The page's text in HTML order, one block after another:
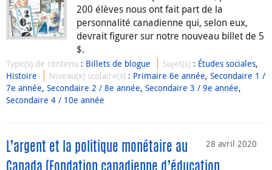
200 élèves nous ont fait part de la
personnalité canadienne qui, selon eux,
devrait figurer sur notre nouveau billet de 5
$.
Type(s) de contenu : Billets de blogue Sujet(s) : Études sociales,
Histoire
Niveau(x) scolaire(s) : Primaire 6e année,Secondaire 1 /
7e année, Secondaire 2 / 8e année, Secondaire 3 / 9e année,
Secondaire 4 / 10e année
28 avril 2020
L’argent et la politique monétaire au